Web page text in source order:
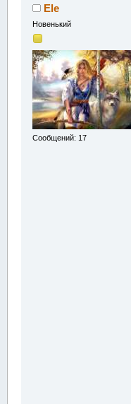
Ele
Новенький
Сообщений: 17